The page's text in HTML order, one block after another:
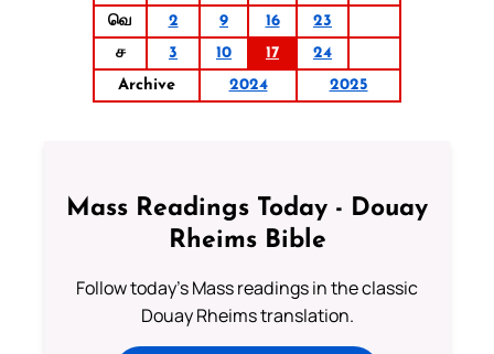
வெ
2 9 16
23
ச
3 10 17
24
Archive
2024 2025
Mass Readings Today - Douay
Rheims Bible
Follow today's Mass readings in the classic
Douay Rheims translation.